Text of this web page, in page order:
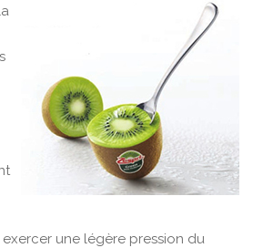
une légère pression du